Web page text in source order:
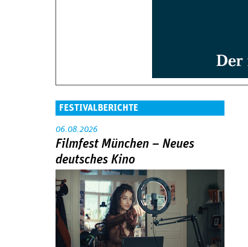
FESTIVALBERICHTE
06.08.2026
Filmfest München – Neues
deutsches Kino